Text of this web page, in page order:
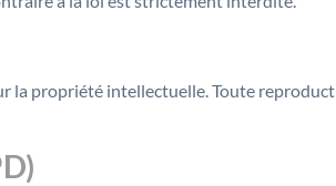
la propriété intellectuelle. Toute